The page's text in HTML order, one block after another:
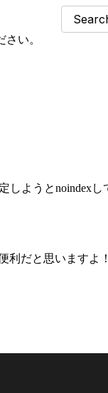
い。
しようとnoindex
利だと思いますよ！